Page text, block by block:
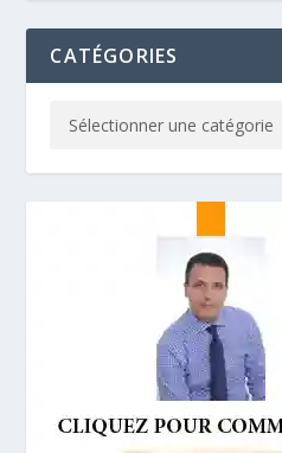
CATÉGORIES